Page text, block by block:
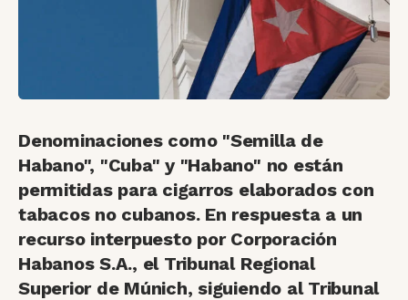
Denominaciones como "Semilla de
Habano", "Cuba" y "Habano" no están
permitidas para cigarros elaborados con
tabacos no cubanos. En respuesta a un
recurso interpuesto por Corporación
Habanos S.A., el Tribunal Regional
Superior de Múnich, siguiendo al Tribunal